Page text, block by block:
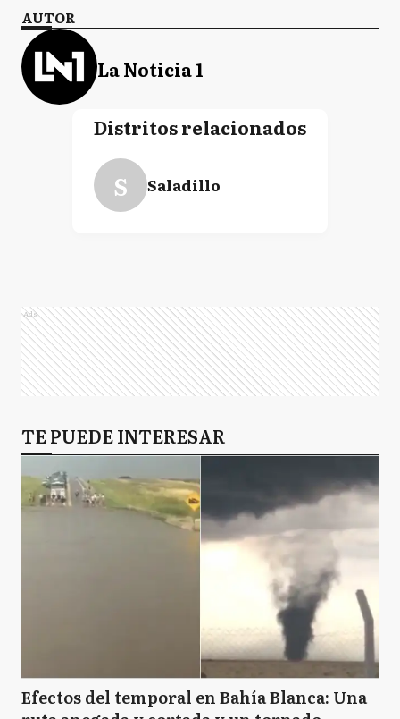
AUTOR
La Noticia 1
Distritos relacionados
S Saladillo
Ads
TE PUEDE INTERESAR
Efectos del temporal en Bahía Blanca: Una